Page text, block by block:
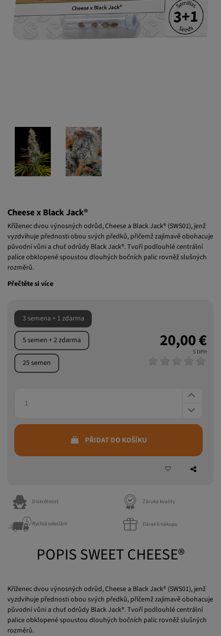
Cheese x Black Jack®
Kříženec dvou výnosných odrůd, Cheese a Black Jack® (SWS01), jenž
vyzdvihuje přednosti obou svých předků, přičemž zajímavě obohacuje
původní vůni a chuť odrůdy Black Jack®. Tvoří podlouhlé centrální
palice obklopené spoustou dlouhých bočních palic rovněž slušných
rozměrů.
Přečtěte si více
3 semena + 1 zdarma
5 semen + 2 zdarma
25 semen
20,00 €
S DPH
PŘIDAT DO KOŠÍKU
Diskrétnost Záruka kvality
Rychlé odeslání Dárek k nákupu
POPIS SWEET CHEESE®
Kříženec dvou výnosných odrůd, Cheese a Black Jack® (SWS01), jenž
vyzdvihuje přednosti obou svých předků, přičemž zajímavě obohacuje
původní vůni a chuť odrůdy Black Jack®. Tvoří podlouhlé centrální
palice obklopené spoustou dlouhých bočních palic rovněž slušných
rozměrů.